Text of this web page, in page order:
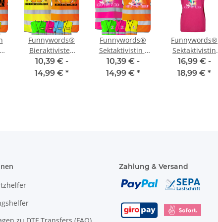
Funnywords®
Bieraktivisten
Heben statt
Kleben
10,39 € -
14,99 € *
Funnywords®
Sektaktivistin -
Heben statt
Kleben
10,39 € -
14,99 € *
Funnywords®
Sektaktivistin
Heben statt
Kleben Premium
16,99 € -
18,99 € *
Zahlung & Versand